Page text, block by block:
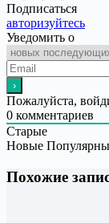
Подписаться
авторизуйтесь
Уведомить о
Пожалуйста,
0 комментариев
Старые
Новые
Похожие